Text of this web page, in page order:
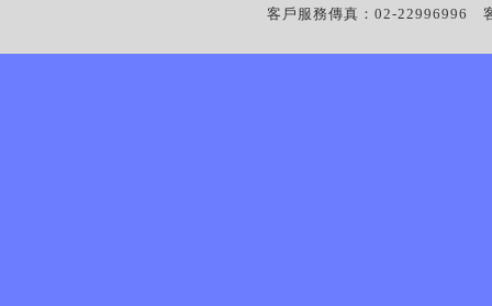
客戶服務傳真：02-22996996